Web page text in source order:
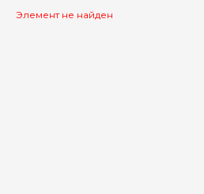
Элемент не найден